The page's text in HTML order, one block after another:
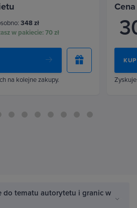
348 zł
w pakiecie:70 zł
na kolejne zakupy.
do tematu autorytetu i granic w